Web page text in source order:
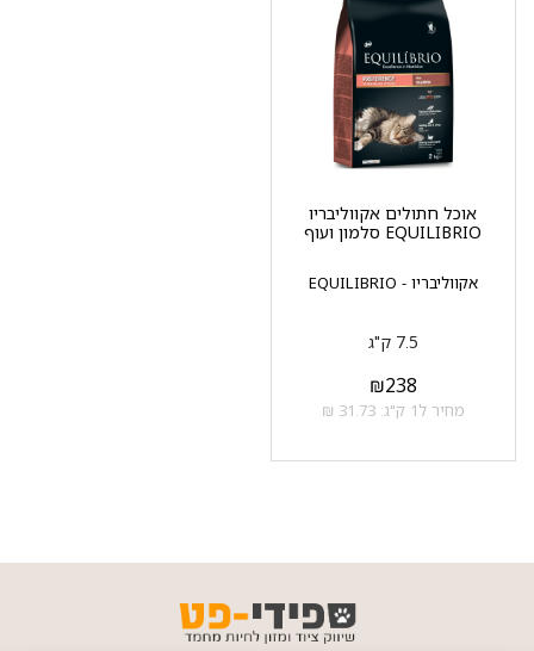
אקווליבריו - EQUILIBRIO
אוכל חתולים אקווליבריו
EQUILIBRIO סלמון ועוף
7.5 ק"ג
₪238
מחיר ל1 ק"ג: 31.73 ₪